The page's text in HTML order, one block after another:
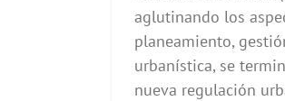
aglutinando los
planeamiento,
urbanística, se
nueva regulación